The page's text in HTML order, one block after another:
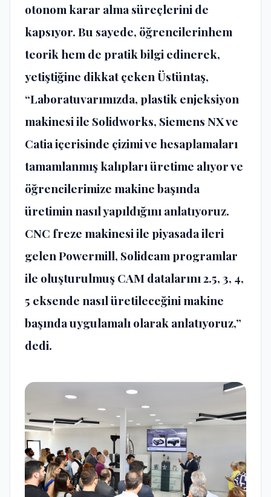
otonom karar alma süreçlerini de
kapsıyor. Bu sayede, öğrencilerinhem
teorik hem de pratik bilgi edinerek,
yetiştiğine dikkat çeken Üstüntaş,
“Laboratuvarımızda, plastik enjeksiyon
makinesi ile Solidworks, Siemens NX ve
Catia içerisinde çizimi ve hesaplamaları
tamamlanmış kalıpları üretime alıyor ve
öğrencilerimize makine başında
üretimin nasıl yapıldığını anlatıyoruz.
CNC freze makinesi ile piyasada ileri
gelen Powermill, Solidcam programlar
ile oluşturulmuş CAM datalarını 2.5, 3, 4,
5 eksende nasıl üretileceğini makine
başında uygulamalı olarak anlatıyoruz,”
dedi.